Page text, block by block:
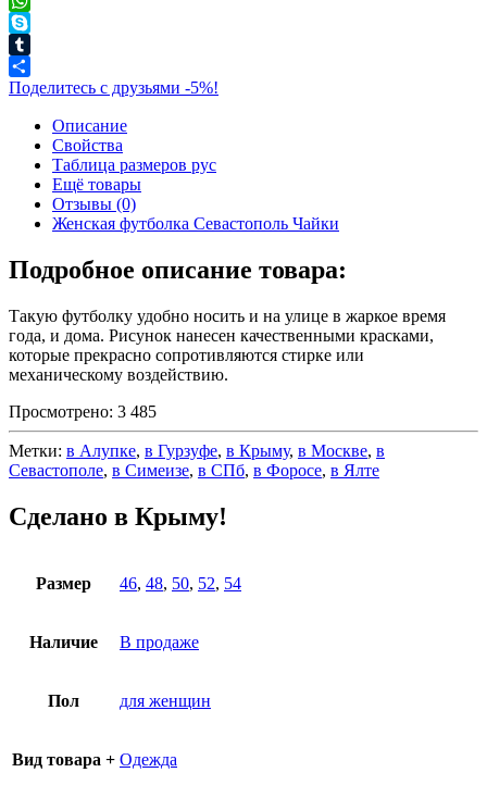
WhatsApp
Skype
Tumblr
Поделитесь с друзьями -5%!
Описание
Свойства
Таблица размеров рус
Ещё товары
Отзывы (0)
Женская футболка Севастополь Чайки
Подробное описание товара:
Такую футболку удобно носить и на улице в жаркое время
года, и дома. Рисунок нанесен качественными красками,
которые прекрасно сопротивляются стирке или
механическому воздействию.
Просмотрено: 3 485
Метки: в Алупке, в Гурзуфе, в Крыму, в Москве, в
Севастополе, в Симеизе, в СПб, в Форосе, в Ялте
Сделано в Крыму!
Размер 46, 48, 50, 52, 54
Наличие В продаже
Пол для женщин
Вид товара + Одежда